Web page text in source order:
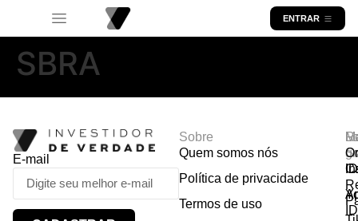
ENTRAR
SBRA
E-mail
Sobre
Quem somos nós
Política de privacidade
Termos de uso